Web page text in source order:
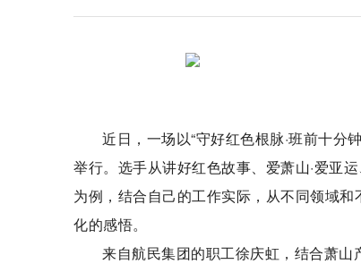
近日，一场以“守好红色根脉·班前十分
举行。选手从讲好红色故事、爱萧山·爱亚
为例，结合自己的工作实际，从不同领域
化的感悟。
来自航民集团的职工徐庆虹，结合萧